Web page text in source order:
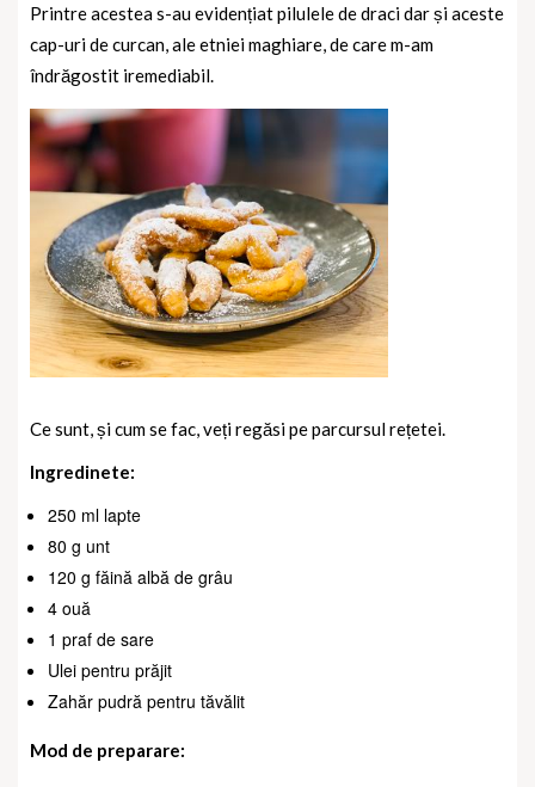
Printre acestea s-au evidențiat pilulele de draci dar și aceste
cap-uri de curcan, ale etniei maghiare, de care m-am
îndrăgostit iremediabil.
Ce sunt, și cum se fac, veți regăsi pe parcursul rețetei.
Ingredinete:
250 ml lapte
80 g unt
120 g făină albă de grâu
4 ouă
1 praf de sare
Ulei pentru prăjit
Zahăr pudră pentru tăvălit
Mod de preparare: